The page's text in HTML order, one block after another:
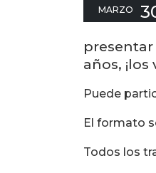
MARZO
años,
Puede
El formato
Todos los